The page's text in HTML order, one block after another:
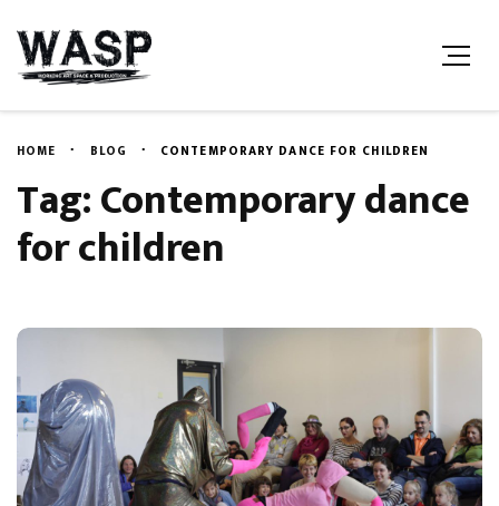
HOME BLOG CONTEMPORARY DANCE FOR CHILDREN
Tag: Contemporary dance
for children